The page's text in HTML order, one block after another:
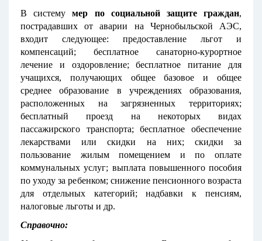
В системумер по социальной защите граждан,
пострадавших от аварии на Чернобыльской АЭС,
входит следующее: предоставление льгот и
компенсаций; бесплатное санаторно-курортное
лечение и оздоровление; бесплатное питание для
учащихся, получающих общее базовое и общее
среднее образование в учреждениях образования,
расположенных на загрязненных территориях;
бесплатный проезд на некоторых видах
пассажирского транспорта; бесплатное обеспечение
лекарствами или скидки на них; скидки за
пользование жилым помещением и по оплате
коммунальных услуг; выплата повышенного пособия
по уходу за ребенком; снижение пенсионного возраста
для отдельных категорий; надбавки к пенсиям,
налоговые льготы и др.
Справочно: